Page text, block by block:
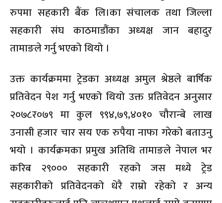
रुपमा सहकारी बैंक लि।का संचालक तथा जिल्ला
सहकारी संघ काठमाडौंका अध्यक्ष जान बहादुर
तामाङले गर्नु भएको थियो ।
उक्त कार्यक्रममा ट्रेडका अध्यक्ष अमुल श्रेष्ठले बार्षिक
प्रतिवेदन पेश गर्नु भएको थियो उक्त प्रतिवेदन अनुसार
२०७८र०७९ मा कुल ९९४,७९,४०१० चौरान्बे लाख
उनासी हजार चार सय एक रुपैया नाफा गरेको बताउनु
भयो । कार्यक्रमका प्रमुख अतिथि तामाङले नेपाल भर
करिब २९००० सहकारी रहको जस मध्ये ट्रेड
सहकारीको प्रतिवेदनको धेरै राम्रो रहेको र अन्य